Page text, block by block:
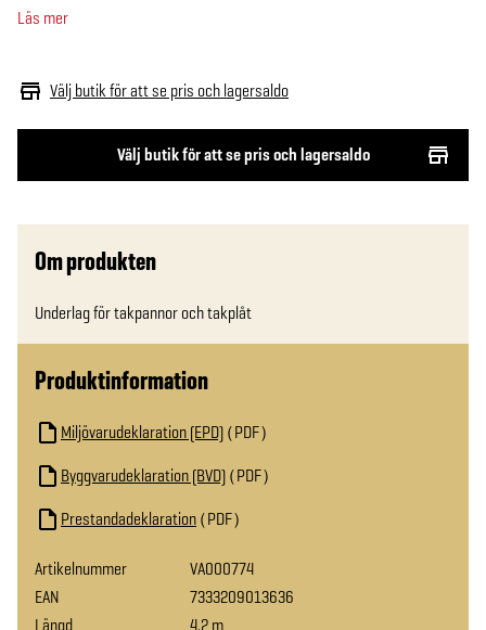
Välj butik för att se pris och lagersaldo
Välj butik för att se pris och lagersaldo
Läs mer
Om produkten
Underlag för takpannor och takplåt
Produktinformation
Miljövarudeklaration (EPD) PDF
Byggvarudeklaration (BVD) PDF
Prestandadeklaration PDF
Artikelnummer
VA000774
EAN
7333209013636
Längd
4.2 m